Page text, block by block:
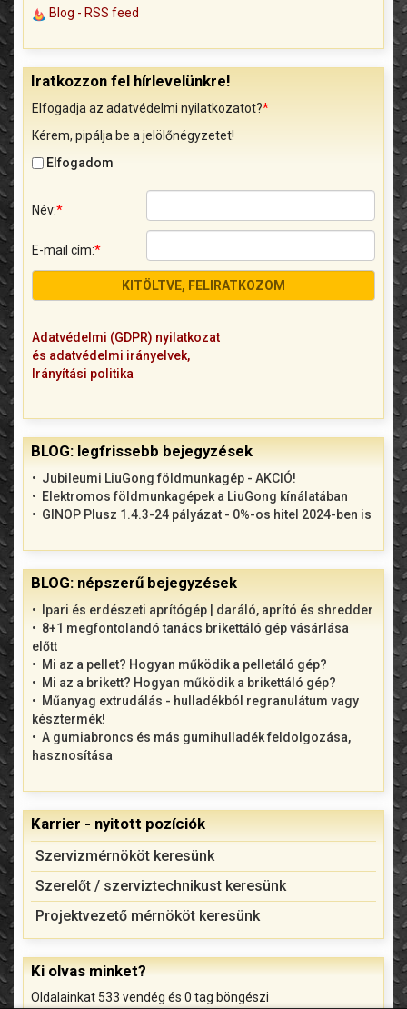
Blog - RSS feed
Iratkozzon fel hírlevelünkre!
Elfogadja az adatvédelmi nyilatkozatot?*
Kérem, pipálja be a jelölőnégyzetet!
Elfogadom
Név:*
E-mail cím:*
Adatvédelmi (GDPR) nyilatkozat
és adatvédelmi irányelvek,
Irányítási politika
BLOG: legfrissebb bejegyzések
Jubileumi LiuGong földmunkagép - AKCIÓ!
Elektromos földmunkagépek a LiuGong kínálatában
GINOP Plusz 1.4.3-24 pályázat - 0%-os hitel 2024-ben is
BLOG: népszerű bejegyzések
Ipari és erdészeti aprítógép | daráló, aprító és shredder
8+1 megfontolandó tanács brikettáló gép vásárlása
előtt
Mi az a pellet? Hogyan működik a pelletáló gép?
Mi az a brikett? Hogyan működik a brikettáló gép?
Műanyag extrudálás - hulladékból regranulátum vagy
késztermék!
A gumiabroncs és más gumihulladék feldolgozása,
hasznosítása
Karrier - nyitott pozíciók
Szervizmérnököt keresünk
Szerelőt / szerviztechnikust keresünk
Projektvezető mérnököt keresünk
Ki olvas minket?
Oldalainkat 533 vendég és 0 tag böngészi